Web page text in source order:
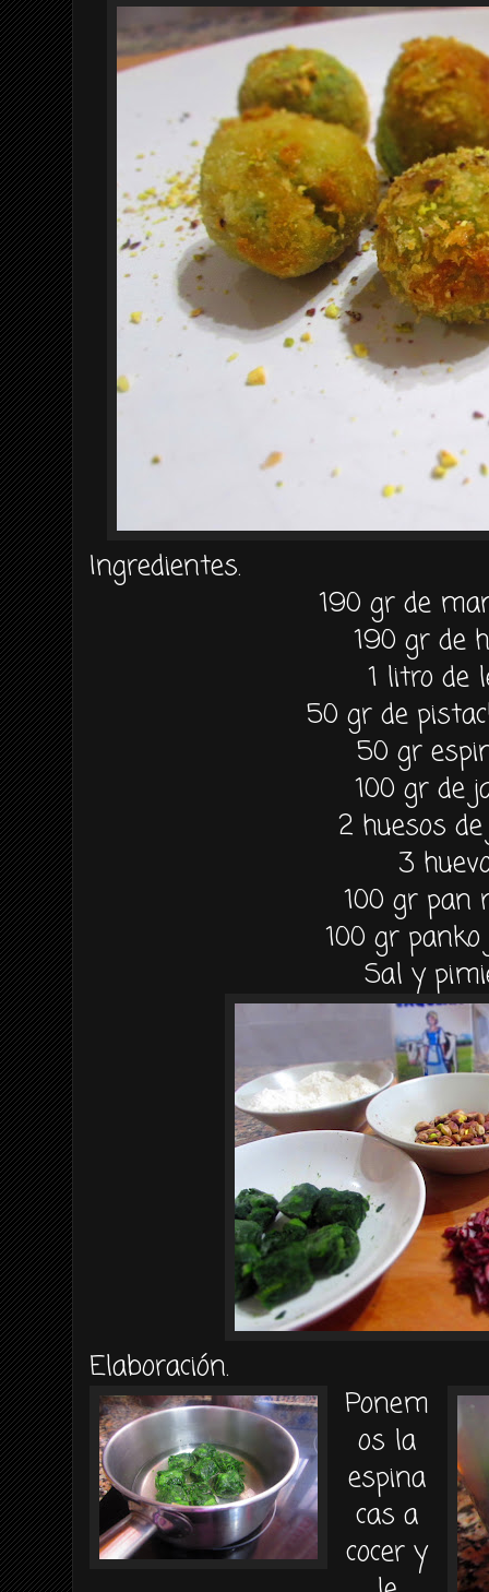
Ingredientes.
190 gr de
190 gr de
1 litro de
50 gr de
50 gr
100 gr de
2 huesos
3
100 gr pan
100 gr
Sal y
Elaboración.
Ponem
os la
espina
cas a
cocer y